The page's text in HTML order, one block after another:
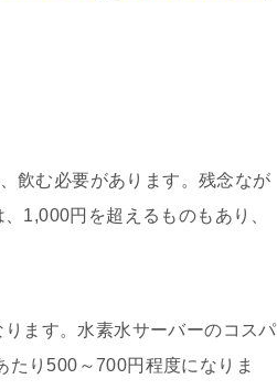
飲む必要があります。残念なが
1,000円を超えるものもあり、
ます。水素水サーバーのコスパ
たり500～700円程度になりま